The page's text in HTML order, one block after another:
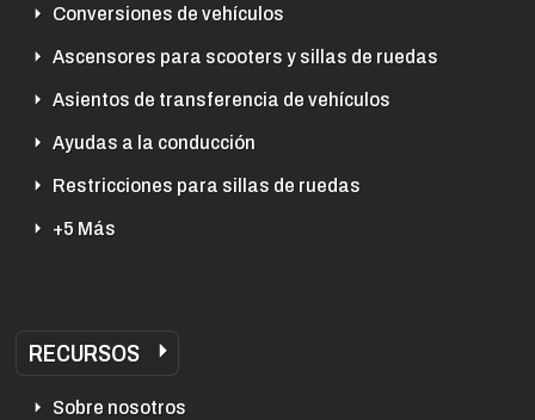
Conversiones de vehículos
Ascensores para scooters y sillas de ruedas
Asientos de transferencia de vehículos
Ayudas a la conducción
Restricciones para sillas de ruedas
+5 Más
RECURSOS
Sobre nosotros